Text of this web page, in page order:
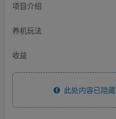
项目介绍
养机玩法
收益
此处内容已隐